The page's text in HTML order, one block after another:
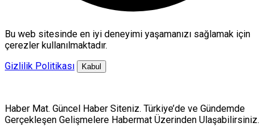
Bu web sitesinde en iyi deneyimi yaşamanızı sağlamak için
çerezler kullanılmaktadır.
Gizlilik Politikası
Kabul
Haber Mat. Güncel Haber Siteniz. Türkiye’de ve Gündemde
Gerçekleşen Gelişmelere Habermat Üzerinden Ulaşabilirsiniz.